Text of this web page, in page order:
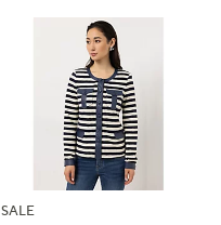
SALE